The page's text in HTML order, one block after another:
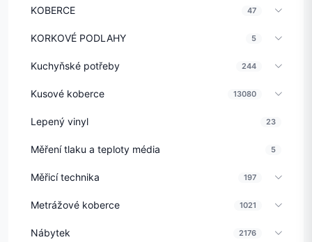
KOBERCE 47
KORKOVÉ PODLAHY 5
Kuchyňské potřeby 244
Kusové koberce 13080
Lepený vinyl 23
Měření tlaku a teploty média 5
Měřicí technika 197
Metrážové koberce 1021
Nábytek 2176